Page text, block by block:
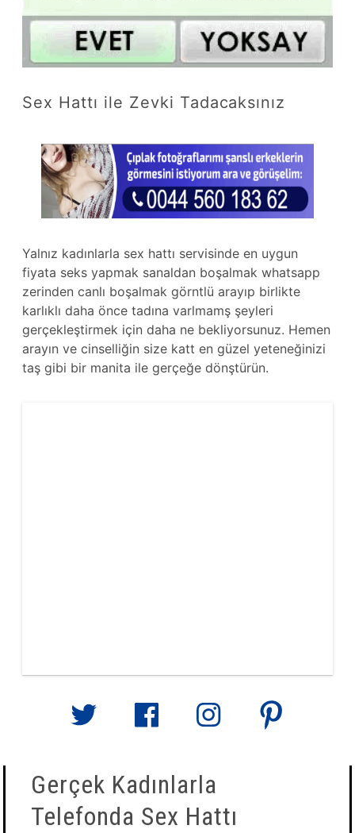
Sex Hattı ile Zevki Tadacaksınız
Yalnız kadınlarla sex hattı servisinde en uygun
fiyata seks yapmak sanaldan boşalmak whatsapp
zerinden canlı boşalmak görntlü arayıp birlikte
karlıklı daha önce tadına varlmamş şeyleri
gerçekleştirmek için daha ne bekliyorsunuz. Hemen
arayın ve cinselliğin size katt en güzel yeteneğinizi
taş gibi bir manita ile gerçeğe dönştürün.
Gerçek Kadınlarla
Telefonda Sex Hattı